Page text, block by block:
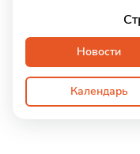
Новости
Календарь